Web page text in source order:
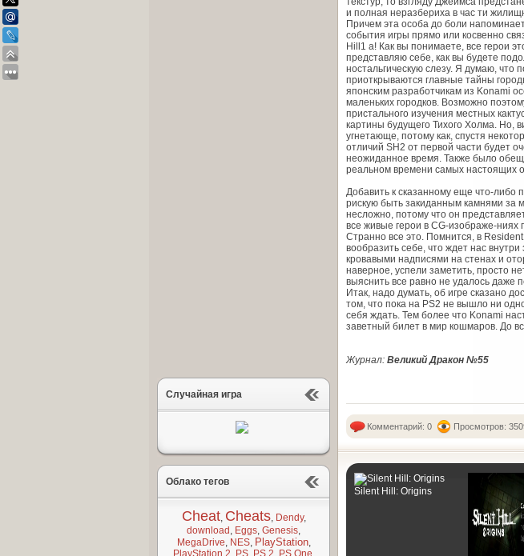
Случайная игра
Облако тегов
Cheat, Cheats, Dendy,
download , Eggs, Genesis,
MegaDrive, NES, PlayStation,
PlayStation 2
PS, PS 2 PS One
и полная неразбериха в час ти
Причем эта особа до боли
события игры прямо или косвенно
Hill1 а! Как вы понимаете, все герои
представляю себе, как вы будете
ностальгическую слезу. Я думаю, что
приоткрываются главные тайны
японским разработчикам из Konami
маленьких городков. Возможно
пристального изучения местных
картины будущего Тихого Холма. Но,
угнетающе, потому как, спустя
отличий SH2 от первой части будет
неожиданное время. Также было
реальном времени самых настоящих
Добавить к сказанному еще что-либо
рискую быть закиданным камнями за
несложно, потому что он
все живые герои в CG-изображе-
Странно все это. Помнится, в
вообразить себе, что ждет нас
кровавыми надписями на стенах и
наверное, успели заметить, просто
выяснить все равно не удалось даже
Итак, надо думать, об игре сказано
том, что пока на PS2 не вышло ни
себя ждать. Тем более что Konami
заветный билет в мир кошмаров. До
Журнал: Великий Дракон №55
Комментарий: 0 Просмотров:
Silent Hill: Origins